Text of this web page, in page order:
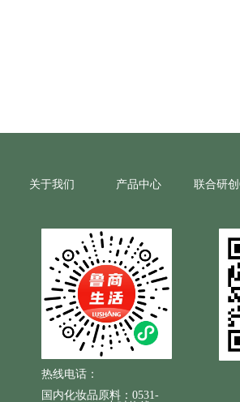
关于我们 产品中心
热线电话：
国内化妆品原料：0531-